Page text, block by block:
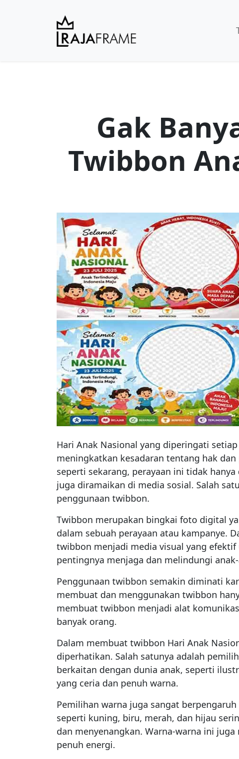
Gak
Twibbon
Hari Anak Nasional yang diperingati
meningkatkan kesadaran tentang hak
seperti sekarang, perayaan ini tidak
juga diramaikan di media sosial. Salah
penggunaan twibbon.
Twibbon merupakan bingkai foto digital
dalam sebuah perayaan atau kampanye.
twibbon menjadi media visual yang
pentingnya menjaga dan melindungi
Penggunaan twibbon semakin diminati
membuat dan menggunakan twibbon
membuat twibbon menjadi alat
banyak orang.
Dalam membuat twibbon Hari Anak
diperhatikan. Salah satunya adalah
berkaitan dengan dunia anak, seperti
yang ceria dan penuh warna.
Pemilihan warna juga sangat
seperti kuning, biru, merah, dan hijau
dan menyenangkan. Warna-warna ini
penuh energi.